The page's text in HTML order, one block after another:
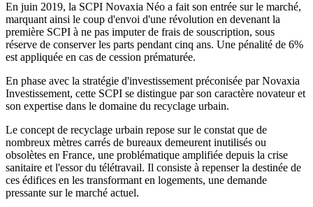
En juin 2019, la SCPI Novaxia Néo a fait son entrée sur le marché,
marquant ainsi le coup d'envoi d'une révolution en devenant la
première SCPI à ne pas imputer de frais de souscription, sous
réserve de conserver les parts pendant cinq ans. Une pénalité de 6%
est appliquée en cas de cession prématurée.
En phase avec la stratégie d'investissement préconisée par Novaxia
Investissement, cette SCPI se distingue par son caractère novateur et
son expertise dans le domaine du recyclage urbain.
Le concept de recyclage urbain repose sur le constat que de
nombreux mètres carrés de bureaux demeurent inutilisés ou
obsolètes en France, une problématique amplifiée depuis la crise
sanitaire et l'essor du télétravail. Il consiste à repenser la destinée de
ces édifices en les transformant en logements, une demande
pressante sur le marché actuel.